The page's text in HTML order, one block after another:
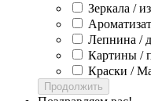
Зеркала /
Лепнина /
Картины /
Краски /
Продолжить